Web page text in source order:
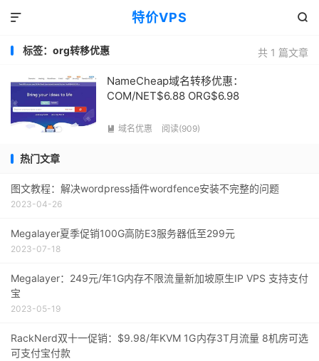
特价VPS 

共 1 篇文章
标签：org转移优惠
NameCheap域名转移优惠：
COM/NET$6.88 ORG$6.98
 域名优惠 阅读(909)
热门文章
图文教程：解决wordpress插件wordfence安装不完整的问题
2023-04-26
Megalayer夏季促销100G高防E3服务器低至299元
2023-07-18
Megalayer：249元/年1G内存不限流量新加坡原生IP VPS 支持支付
宝
2023-05-19
RackNerd双十一促销：$9.98/年KVM 1G内存3T月流量 8机房可选
可支付宝付款